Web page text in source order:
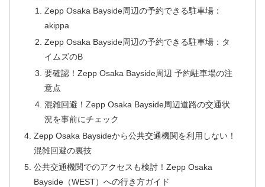
Zepp Osaka Bayside周辺の予約できる駐車場：
akippa
Zepp Osaka Bayside周辺の予約できる駐車場：タ
イムズのB
要確認！Zepp Osaka Bayside周辺 予約駐車場の注
意点
混雑回避！Zepp Osaka Bayside周辺道路の交通状
況を事前にチェック
Zepp Osaka Baysideから公共交通機関を利用しない！
混雑回避の裏技
公共交通機関でのアクセスも検討！Zepp Osaka
Bayside（WEST）への行き方ガイド